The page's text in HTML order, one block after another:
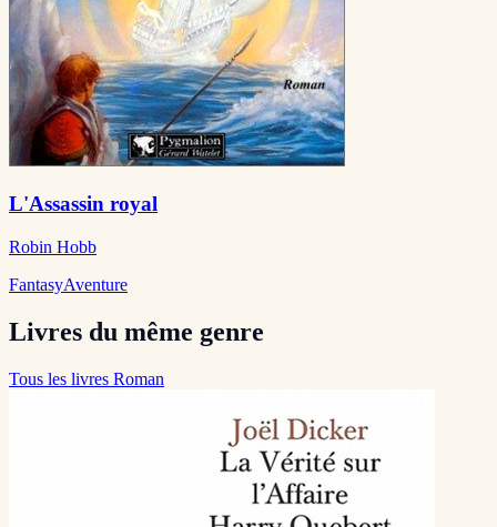
L'Assassin royal
Robin Hobb
FantasyAventure
Livres du même genre
Tous les livres Roman